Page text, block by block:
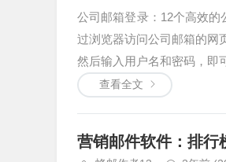
公司邮箱登录：12个高效
过浏览器访问公司邮箱的网
然后输入用户名和密码，即
查看全文
营销邮件软件：排行